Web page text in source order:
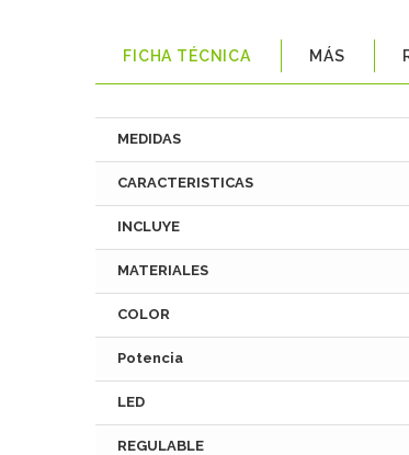
FICHA TÉCNICA MÁS
MEDIDAS
CARACTERISTICAS
INCLUYE
MATERIALES
COLOR
Potencia
LED
REGULABLE